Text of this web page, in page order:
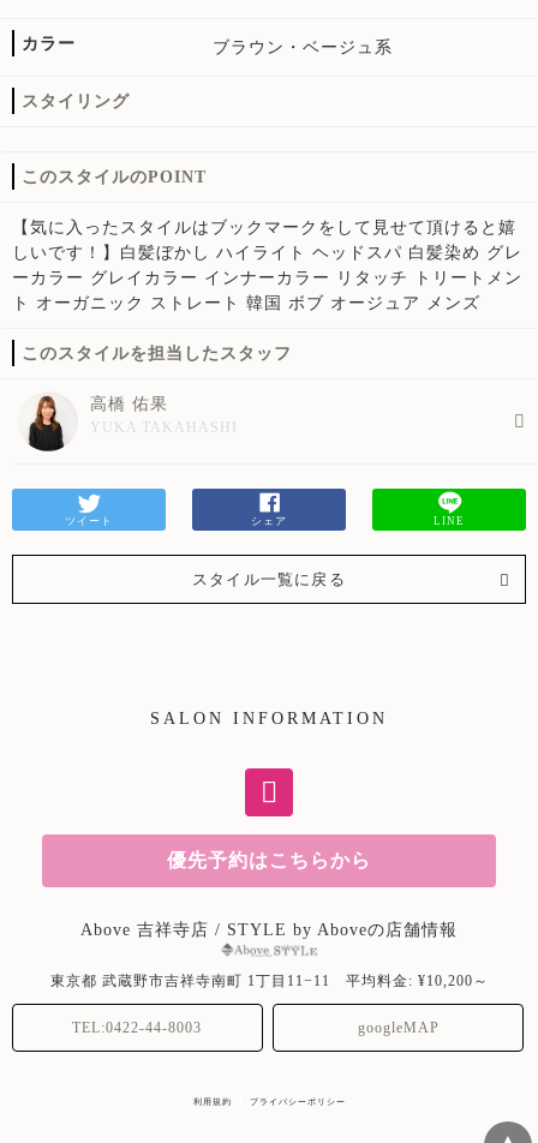
カラー ブラウン・ベージュ系
スタイリング
このスタイルのPOINT
【気に入ったスタイルはブックマークをして見せて頂けると嬉
しいです！】白髪ぼかし ハイライト ヘッドスパ 白髪染め グレ
ーカラー グレイカラー インナーカラー リタッチ トリートメン
ト オーガニック ストレート 韓国 ボブ オージュア メンズ
このスタイルを担当したスタッフ
高橋 佑果
YUKA TAKAHASHI
ツイート シェア LINE
スタイル一覧に戻る
SALON INFORMATION
優先予約はこちらから
Above 吉祥寺店 / STYLE by Aboveの店舗情報
東京都 武蔵野市吉祥寺南町 1丁目11−11 平均料金: ¥10,200～
TEL:0422-44-8003 googleMAP
利用規約 プライバシーポリシー
▲